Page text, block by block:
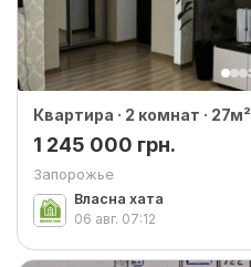
Квартира · 2 комнат · 27м²
1 245 000 грн.
Запорожье
Власна хата
06 авг. 07:12